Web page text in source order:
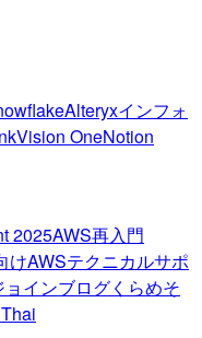
Alteryxインフォ
Vision OneNotion
2025AWS再入門
けAWSテクニカルサポ
ョインブログくらめそ
Thai